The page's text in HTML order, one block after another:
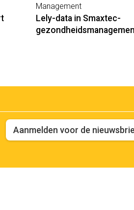
Management
Lely-data in Smaxtec-
Aanmelden voor de